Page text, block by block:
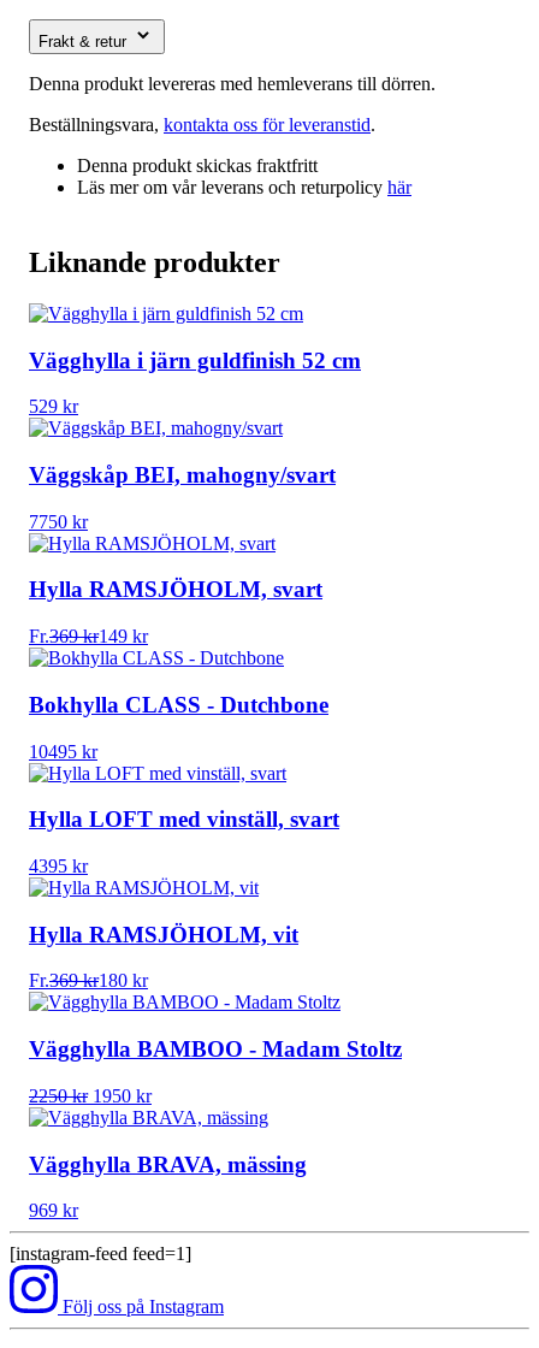
Frakt & retur
Denna produkt levereras med hemleverans till dörren.
Beställningsvara, kontakta oss för leveranstid.
Denna produkt skickas fraktfritt
Läs mer om vår leverans och returpolicy här
Liknande produkter
Vägghylla i järn guldfinish 52 cm
529 kr
Väggskåp BEI, mahogny/svart
7750 kr
Hylla RAMSJÖHOLM, svart
Fr.369kr149 kr
Bokhylla CLASS - Dutchbone
10495 kr
Hylla LOFT med vinställ, svart
4395 kr
Hylla RAMSJÖHOLM, vit
Fr.369kr180 kr
Vägghylla BAMBOO - Madam Stoltz
2250kr Det
ursprungliga
var:
2250 kr.
1950 krDet
nuvarande
är:
1950 kr.
Vägghylla BRAVA, mässing
969 kr
[instagram-feed feed=1]
Följ oss på Instagram